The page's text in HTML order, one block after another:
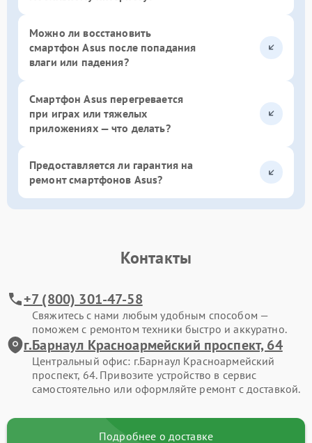
Можно ли восстановить
смартфон Asus после попадания
влаги или падения?
Смартфон Asus перегревается
при играх или тяжелых
приложениях — что делать?
Предоставляется ли гарантия на
ремонт смартфонов Asus?
Контакты
+7 (800) 301-47-58
Свяжитесь с нами любым удобным способом —
поможем с ремонтом техники быстро и аккуратно.
г.Барнаул Красноармейский проспект, 64
Центральный офис: г.Барнаул Красноармейский
проспект, 64. Привозите устройство в сервис
самостоятельно или оформляйте ремонт с доставкой.
Подробнее о доставке